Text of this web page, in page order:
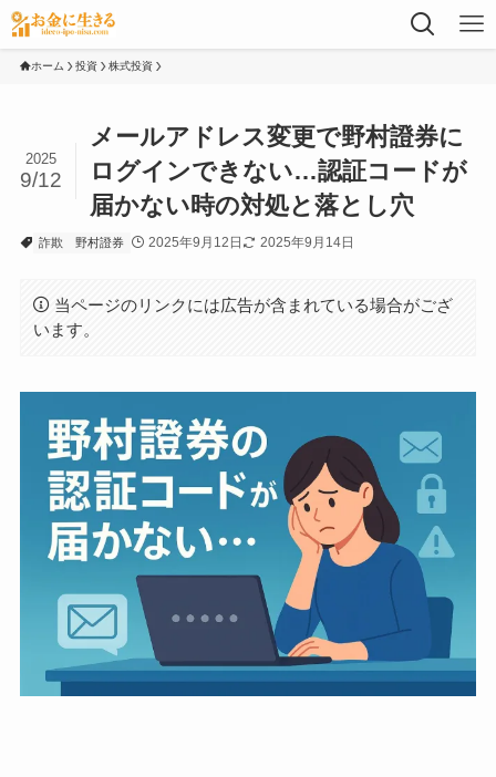
ホーム 投資 株式投資
メールアドレス変更で野村證券に
ログインできない…認証コードが
届かない時の対処と落とし穴
2025
9/12
詐欺 野村證券 2025年9月12日 2025年9月14日
当ページのリンクには広告が含まれている場合がござ
います。